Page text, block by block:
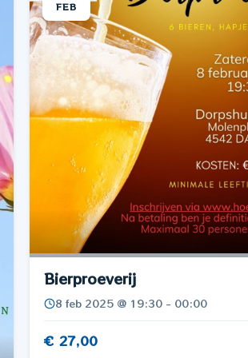
FEB
Bierproeverij
8 feb 2025 @ 19:30 - 00:00
€ 27,00